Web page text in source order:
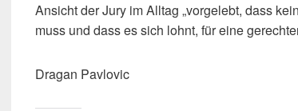
Ansicht der Jury im Alltag „vorgelebt, dass
muss und dass es sich lohnt, für eine
Dragan Pavlovic